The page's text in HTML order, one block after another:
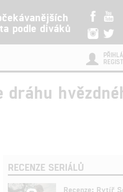
podle diváků
RECENZE SERIÁLŮ
Recenze: Rytíř